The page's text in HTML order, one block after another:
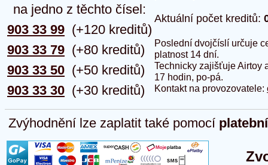
na jedno z těchto čísel:
903 33 99
903 33 79
903 33 50
903 33 30
(+120 kreditů)
(+80 kreditů)
(+50 kreditů)
(+30 kreditů)
Aktuální počet kreditů:
Poslední dvojčíslí určuje
platnost 14 dní.
Technicky zajišťuje Airtoy
17 hodin, po-pá.
Kontakt na provozovatele:
Zvýhodnění lze zaplatit také pomocí